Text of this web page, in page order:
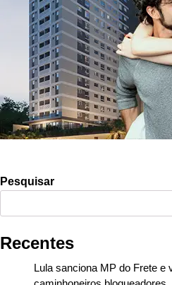
Pesquisar
Recentes
Lula sanciona MP do Frete e